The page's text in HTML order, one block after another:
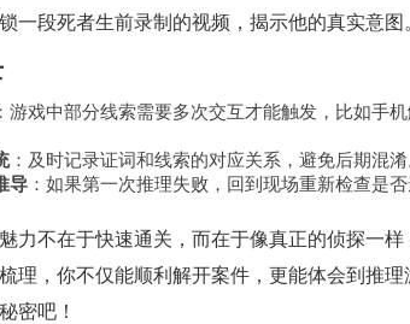
一段死者生前录制的视频，揭示他的真实意图。
：游戏中部分线索需要多次交互才能触发，比如手
：及时记录证词和线索的对应关系，避免后期混淆
导 ：如果第一次推理失败，回到现场重新检查是
魅力不在于快速通关，而在于像真正的侦探一
理，你不仅能顺利解开案件，更能体会到推
密吧！